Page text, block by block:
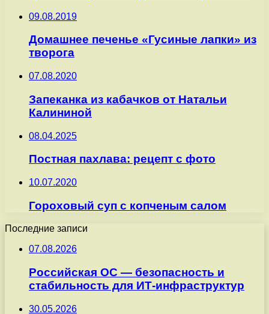
09.08.2019
Домашнее печенье «Гусиные лапки» из
творога
07.08.2020
Запеканка из кабачков от Натальи
Калининой
08.04.2025
Постная пахлава: рецепт с фото
10.07.2020
Гороховый суп с копченым салом
Последние записи
07.08.2026
Российская ОС — безопасность и
стабильность для ИТ-инфраструктур
30.05.2026